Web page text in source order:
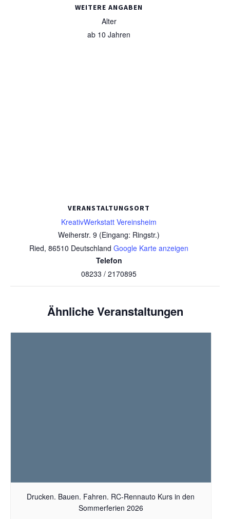
WEITERE ANGABEN
Alter
ab 10 Jahren
VERANSTALTUNGSORT
KreativWerkstatt Vereinsheim
Weiherstr. 9 (Eingang: Ringstr.)
Ried, 86510 Deutschland Google Karte anzeigen
Telefon
08233 / 2170895
Ähnliche Veranstaltungen
Drucken. Bauen. Fahren. RC-Rennauto Kurs in den
Sommerferien 2026